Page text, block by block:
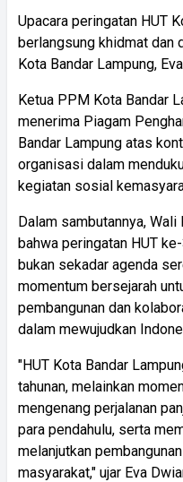
Upacara peringatan HUT
berlangsung khidmat dan
Kota Bandar Lampung,
Ketua PPM Kota Bandar
menerima Piagam
Bandar Lampung atas
organisasi dalam
kegiatan sosial
Dalam sambutannya,
bahwa peringatan HUT
bukan sekadar agenda
momentum bersejarah
pembangunan dan
dalam mewujudkan
"HUT Kota Bandar
tahunan, melainkan
mengenang perjalanan
para pendahulu, serta
melanjutkan
masyarakat," ujar Eva